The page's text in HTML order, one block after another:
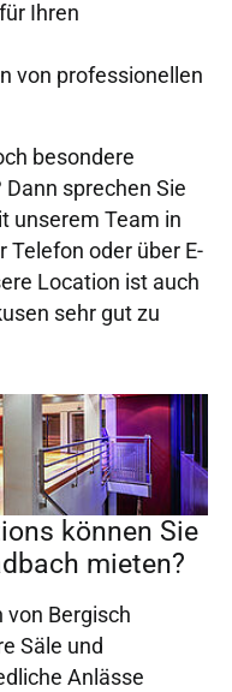
Ihren
von professionellen
besondere
sprechen Sie
unserem Team in
Telefon oder über E-
Location ist auch
sehr gut zu
können Sie
mieten?
von Bergisch
Säle und
Anlässe